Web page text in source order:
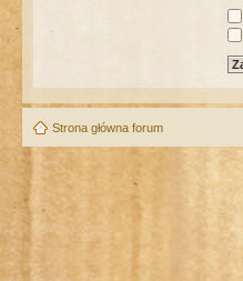
Strona główna forum